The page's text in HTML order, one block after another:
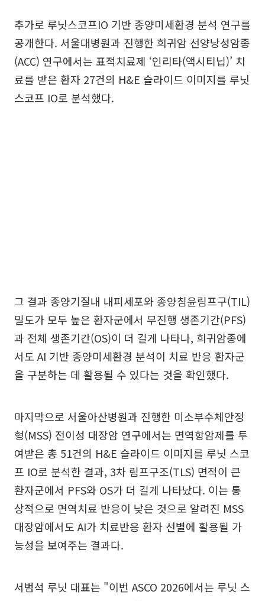
추가로 루닛스코프IO 기반 종양미세환경 분석 연구를
공개한다. 서울대병원과 진행한 희귀암 선양낭성암종
(ACC) 연구에서는 표적치료제 ‘인리타(액시티닙)’ 치
료를 받은 환자 27건의 H&E 슬라이드 이미지를 루닛
스코프 IO로 분석했다.
그 결과 종양기질내 내피세포와 종양침윤림프구(TIL)
밀도가 모두 높은 환자군에서 무진행 생존기간(PFS)
과 전체 생존기간(OS)이 더 길게 나타나, 희귀암종에
서도 AI 기반 종양미세환경 분석이 치료 반응 환자군
을 구분하는 데 활용될 수 있다는 것을 확인했다.
마지막으로 서울아산병원과 진행한 미소부수체안정
형(MSS) 전이성 대장암 연구에서는 면역항암제를 투
여받은 총 51건의 H&E 슬라이드 이미지를 루닛 스코
프 IO로 분석한 결과, 3차 림프구조(TLS) 면적이 큰
환자군에서 PFS와 OS가 더 길게 나타났다. 이는 통
상적으로 면역치료 반응이 낮은 것으로 알려진 MSS
대장암에서도 AI가 치료반응 환자 선별에 활용될 가
능성을 보여주는 결과다.
서범석 루닛 대표는 "이번 ASCO 2026에서는 루닛 스